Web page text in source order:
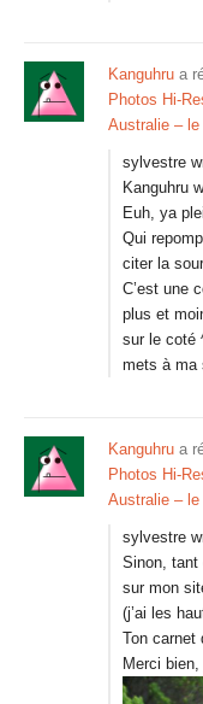
Kanguhru a
Photos Hi-
Australie –
sylvestre
Kanguhru
Euh, ya
Qui
citer la
C’est une
plus et
sur le coté
mets à
Kanguhru a
Photos Hi-
Australie –
sylvestre
Sinon, tant
sur mon
(j’ai les
Ton carnet
Merci